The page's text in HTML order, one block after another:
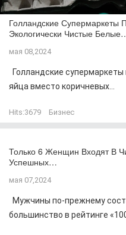
Голландские
Экологически Чистые
мая 08,2024
Голландские
яйца вместо коричневых...
Hits:3679 Бизнес
Только 6 Женщин Входят В
Успешных…
мая 07,2024
Мужчины по-прежнему
большинство в рейтинге